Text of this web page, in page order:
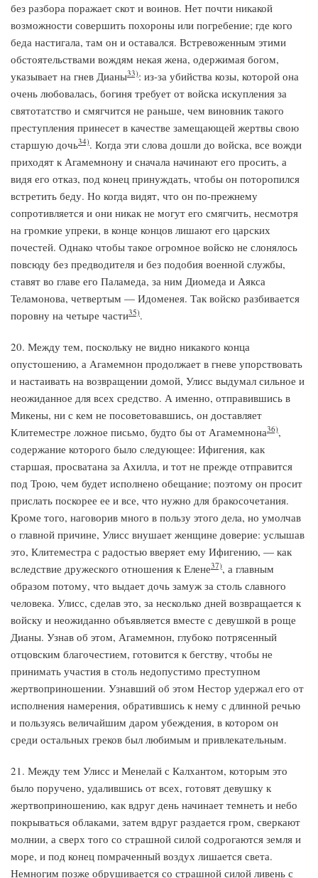
без разбора поражает скот и воинов. Нет почти никакой
возможности совершить похороны или погребение; где кого
беда настигала, там он и оставался. Встревоженным этими
обстоятельствами вождям некая жена, одержимая богом,
указывает на гнев Дианы33): из-за убийства козы, которой она
очень любовалась, богиня требует от войска искупления за
святотатство и смягчится не раньше, чем виновник такого
преступления принесет в качестве замещающей жертвы свою
старшую дочь34). Когда эти слова дошли до войска, все вожди
приходят к Агамемнону и сначала начинают его просить, а
видя его отказ, под конец принуждать, чтобы он поторопился
встретить беду. Но когда видят, что он по-прежнему
сопротивляется и они никак не могут его смягчить, несмотря
на громкие упреки, в конце концов лишают его царских
почестей. Однако чтобы такое огромное войско не слонялось
повсюду без предводителя и без подобия военной службы,
ставят во главе его Паламеда, за ним Диомеда и Аякса
Теламонова, четвертым — Идоменея. Так войско разбивается
поровну на четыре части35).
20. Между тем, поскольку не видно никакого конца
опустошению, а Агамемнон продолжает в гневе упорствовать
и настаивать на возвращении домой, Улисс выдумал сильное и
неожиданное для всех средство. А именно, отправившись в
Микены, ни с кем не посоветовавшись, он доставляет
Клитеместре ложное письмо, будто бы от Агамемнона36),
содержание которого было следующее: Ифигения, как
старшая, просватана за Ахилла, и тот не прежде отправится
под Трою, чем будет исполнено обещание; поэтому он просит
прислать поскорее ее и все, что нужно для бракосочетания.
Кроме того, наговорив много в пользу этого дела, но умолчав
о главной причине, Улисс внушает женщине доверие: услышав
это, Клитеместра с радостью вверяет ему Ифигению, — как
вследствие дружеского отношения к Елене37), а главным
образом потому, что выдает дочь замуж за столь славного
человека. Улисс, сделав это, за несколько дней возвращается к
войску и неожиданно объявляется вместе с девушкой в роще
Дианы. Узнав об этом, Агамемнон, глубоко потрясенный
отцовским благочестием, готовится к бегству, чтобы не
принимать участия в столь недопустимо преступном
жертвоприношении. Узнавший об этом Нестор удержал его от
исполнения намерения, обратившись к нему с длинной речью
и пользуясь величайшим даром убеждения, в котором он
среди остальных греков был любимым и привлекательным.
21. Между тем Улисс и Менелай с Калхантом, которым это
было поручено, удалившись от всех, готовят девушку к
жертвоприношению, как вдруг день начинает темнеть и небо
покрываться облаками, затем вдруг раздается гром, сверкают
молнии, а сверх того со страшной силой содрогаются земля и
море, и под конец помраченный воздух лишается света.
Немногим позже обрушивается со страшной силой ливень с